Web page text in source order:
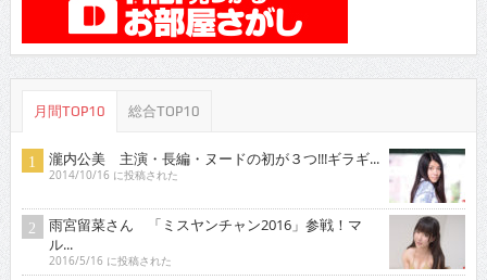
月間TOP10 総合TOP10
瀧内公美 主演・長編・ヌードの初が３つ!!!ギラギ...
2014/10/16 に投稿された
雨宮留菜さん 「ミスヤンチャン2016」参戦！マ
ル...
2016/5/16 に投稿された